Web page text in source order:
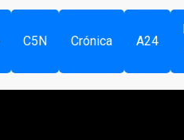
C5N Crónica A24